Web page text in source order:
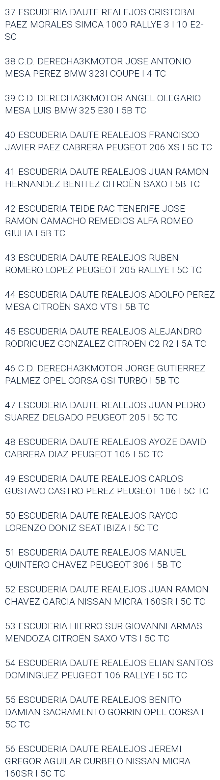
37 ESCUDERIA DAUTE REALEJOS CRISTOBAL
PAEZ MORALES SIMCA 1000 RALLYE 3 I 10 E2-
SC
38 C.D. DERECHA3KMOTOR JOSE ANTONIO
MESA PEREZ BMW 323I COUPE I 4 TC
39 C.D. DERECHA3KMOTOR ANGEL OLEGARIO
MESA LUIS BMW 325 E30 I 5B TC
40 ESCUDERIA DAUTE REALEJOS FRANCISCO
JAVIER PAEZ CABRERA PEUGEOT 206 XS I 5C TC
41 ESCUDERIA DAUTE REALEJOS JUAN RAMON
HERNANDEZ BENITEZ CITROËN SAXO I 5B TC
42 ESCUDERIA TEIDE RAC TENERIFE JOSE
RAMON CAMACHO REMEDIOS ALFA ROMEO
GIULIA I 5B TC
43 ESCUDERIA DAUTE REALEJOS RUBEN
ROMERO LOPEZ PEUGEOT 205 RALLYE I 5C TC
44 ESCUDERIA DAUTE REALEJOS ADOLFO PEREZ
MESA CITROËN SAXO VTS I 5B TC
45 ESCUDERIA DAUTE REALEJOS ALEJANDRO
RODRIGUEZ GONZALEZ CITROËN C2 R2 I 5A TC
46 C.D. DERECHA3KMOTOR JORGE GUTIERREZ
PALMEZ OPEL CORSA GSI TURBO I 5B TC
47 ESCUDERIA DAUTE REALEJOS JUAN PEDRO
SUAREZ DELGADO PEUGEOT 205 I 5C TC
48 ESCUDERIA DAUTE REALEJOS AYOZE DAVID
CABRERA DIAZ PEUGEOT 106 I 5C TC
49 ESCUDERIA DAUTE REALEJOS CARLOS
GUSTAVO CASTRO PEREZ PEUGEOT 106 I 5C TC
50 ESCUDERIA DAUTE REALEJOS RAYCO
LORENZO DONIZ SEAT IBIZA I 5C TC
51 ESCUDERIA DAUTE REALEJOS MANUEL
QUINTERO CHAVEZ PEUGEOT 306 I 5B TC
52 ESCUDERIA DAUTE REALEJOS JUAN RAMON
CHAVEZ GARCIA NISSAN MICRA 160SR I 5C TC
53 ESCUDERIA HIERRO SUR GIOVANNI ARMAS
MENDOZA CITROËN SAXO VTS I 5C TC
54 ESCUDERIA DAUTE REALEJOS ELIAN SANTOS
DOMINGUEZ PEUGEOT 106 RALLYE I 5C TC
55 ESCUDERIA DAUTE REALEJOS BENITO
DAMIAN SACRAMENTO GORRIN OPEL CORSA I
5C TC
56 ESCUDERIA DAUTE REALEJOS JEREMI
GREGOR AGUILAR CURBELO NISSAN MICRA
160SR I 5C TC